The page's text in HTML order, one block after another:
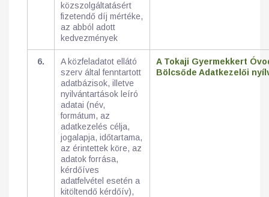
közszolgáltatásért
fizetendő díj mértéke,
az abból adott
kedvezmények
6.
A közfeladatot ellátó
szerv által fenntartott
adatbázisok, illetve
nyilvántartások leíró
adatai (név,
formátum, az
adatkezelés célja,
jogalapja, időtartama,
az érintettek köre, az
adatok forrása,
kérdőíves
adatfelvétel esetén a
kitöltendő kérdőív),
A Tokaji Gyermekkert
Bölcsőde Adatkezelői